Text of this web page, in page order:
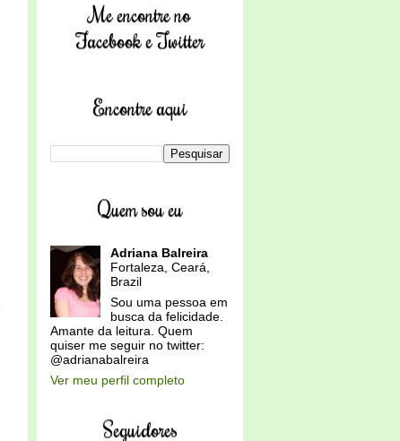
Me encontre no
Facebook e Twitter
Encontre aqui
Quem sou eu
Adriana Balreira
Fortaleza, Ceará,
Brazil
Sou uma pessoa em
busca da felicidade.
Amante da leitura. Quem
quiser me seguir no twitter:
@adrianabalreira
Ver meu perfil completo
Seguidores